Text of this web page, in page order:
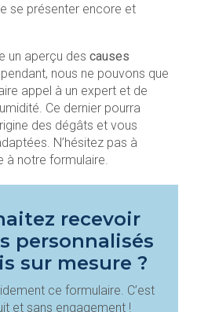
se présenter encore et
un aperçu des causes
nous ne pouvons que
appel à un expert et de
Ce dernier pourra
des dégâts et vous
N’hésitez pas à
à notre formulaire.
recevoir
personnalisés
sur mesure ?
ce formulaire. C’est
et sans engagement !